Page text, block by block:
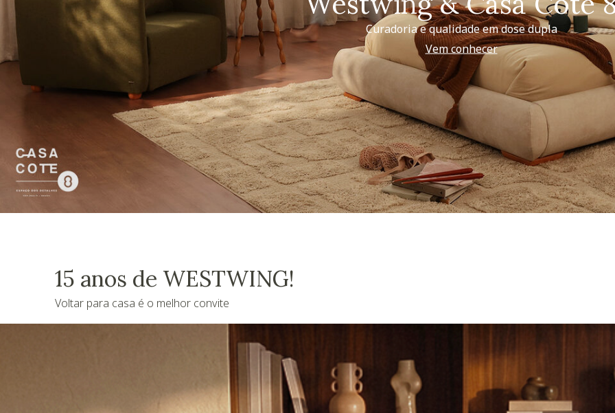
Curadoria e qualidade em dose dupla
Vem conhecer
15 anos de WESTWING!
Voltar para casa é o melhor convite